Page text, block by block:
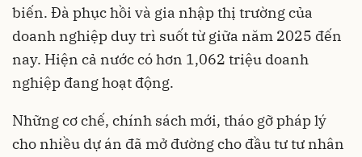
biến. Đà phục hồi và gia nhập thị trường của
doanh nghiệp duy trì suốt từ giữa năm 2025 đến
nay. Hiện cả nước có hơn 1,062 triệu doanh
nghiệp đang hoạt động.
Những cơ chế, chính sách mới, tháo gỡ pháp lý
cho nhiều dự án đã mở đường cho đầu tư tư nhân